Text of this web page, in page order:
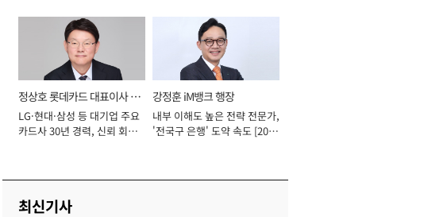
정상호 롯데카드 대표이사 사
장
LG·현대·삼성 등 대기업 주요
카드사 30년 경력, 신뢰 회복
강정훈 iM뱅크 행장
내부 이해도 높은 전략 전문가,
'전국구 은행' 도약 속도 [2026
최신기사